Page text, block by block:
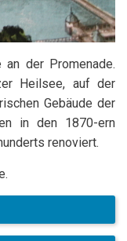
an der Promenade.
Heilsee, auf der
Gebäude der
in den 1870-ern
renoviert.